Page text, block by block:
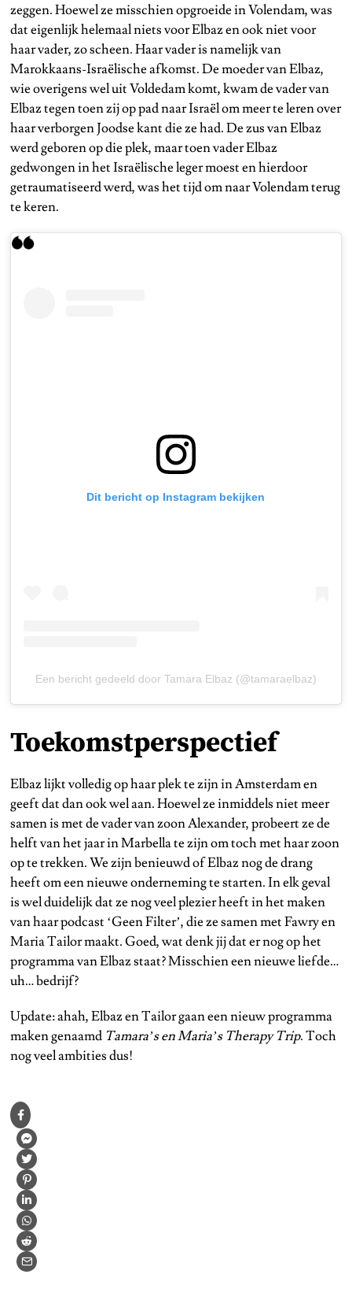
zeggen. Hoewel ze misschien opgroeide in Volendam, was
dat eigenlijk helemaal niets voor Elbaz en ook niet voor
haar vader, zo scheen. Haar vader is namelijk van
Marokkaans-Israëlische afkomst. De moeder van Elbaz,
wie overigens wel uit Voldedam komt, kwam de vader van
Elbaz tegen toen zij op pad naar Israël om meer te leren over
haar verborgen Joodse kant die ze had. De zus van Elbaz
werd geboren op die plek, maar toen vader Elbaz
gedwongen in het Israëlische leger moest en hierdoor
getraumatiseerd werd, was het tijd om naar Volendam terug
te keren.
Dit bericht op Instagram bekijken
Een bericht gedeeld door Tamara Elbaz (@tamaraelbaz)
Toekomstperspectief
Elbaz lijkt volledig op haar plek te zijn in Amsterdam en
geeft dat dan ook wel aan. Hoewel ze inmiddels niet meer
samen is met de vader van zoon Alexander, probeert ze de
helft van het jaar in Marbella te zijn om toch met haar zoon
op te trekken. We zijn benieuwd of Elbaz nog de drang
heeft om een nieuwe onderneming te starten. In elk geval
is wel duidelijk dat ze nog veel plezier heeft in het maken
van haar podcast ‘Geen Filter’, die ze samen met Fawry en
Maria Tailor maakt. Goed, wat denk jij dat er nog op het
programma van Elbaz staat? Misschien een nieuwe liefde…
uh… bedrijf?
Update: ahah, Elbaz en Tailor gaan een nieuw programma
maken genaamd Tamara’s en Maria’s Therapy Trip. Toch
nog veel ambities dus!